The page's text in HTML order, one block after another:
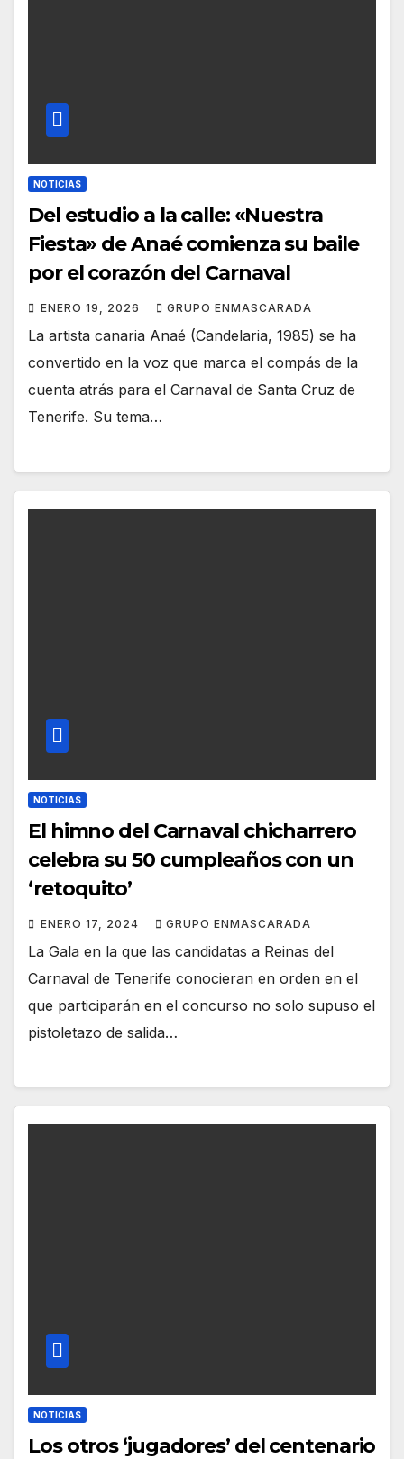
NOTICIAS
Del estudio a la calle: «Nuestra
Fiesta» de Anaé comienza su baile
por el corazón del Carnaval
ENERO 19, 2026 GRUPO ENMASCARADA
La artista canaria Anaé (Candelaria, 1985) se ha
convertido en la voz que marca el compás de la
cuenta atrás para el Carnaval de Santa Cruz de
Tenerife. Su tema…
NOTICIAS
El himno del Carnaval chicharrero
celebra su 50 cumpleaños con un
‘retoquito’
ENERO 17, 2024 GRUPO ENMASCARADA
La Gala en la que las candidatas a Reinas del
Carnaval de Tenerife conocieran en orden en el
que participarán en el concurso no solo supuso el
pistoletazo de salida…
NOTICIAS
Los otros ‘jugadores’ del centenario